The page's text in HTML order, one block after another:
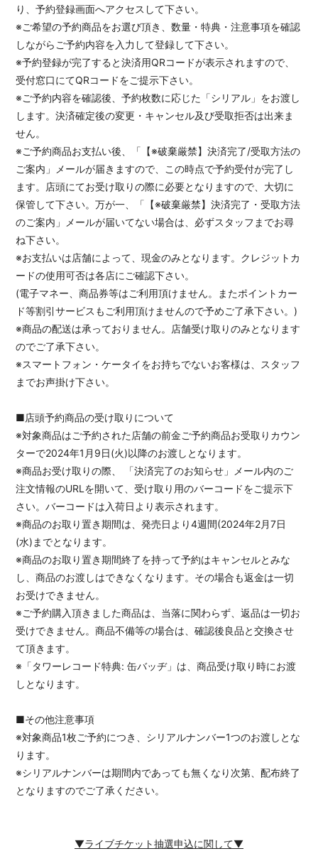
り、予約登録画面へアクセスして下さい。
※ご希望の予約商品をお選び頂き、数量・特典・注意事項を確認
しながらご予約内容を入力して登録して下さい。
※予約登録が完了すると決済用QRコードが表示されますので、
受付窓口にてQRコードをご提示下さい。
※ご予約内容を確認後、予約枚数に応じた「シリアル」をお渡し
します。決済確定後の変更・キャンセル及び受取拒否は出来ま
せん。
※ご予約商品お支払い後、「【※破棄厳禁】決済完了/受取方法の
ご案内」メールが届きますので、この時点で予約受付が完了し
ます。店頭にてお受け取りの際に必要となりますので、大切に
保管して下さい。万が一、「【※破棄厳禁】決済完了・受取方法
のご案内」メールが届いてない場合は、必ずスタッフまでお尋
ね下さい。
※お支払いは店舗によって、現金のみとなります。クレジットカ
ードの使用可否は各店にご確認下さい。
(電子マネー、商品券等はご利用頂けません。またポイントカー
ド等割引サービスもご利用頂けませんので予めご了承下さい。)
※商品の配送は承っておりません。店舗受け取りのみとなります
のでご了承下さい。
※スマートフォン・ケータイをお持ちでないお客様は、スタッフ
までお声掛け下さい。
■店頭予約商品の受け取りについて
※対象商品はご予約された店舗の前金ご予約商品お受取りカウン
ターで2024年1月9日(火)以降のお渡しとなります。
※商品お受け取りの際、 「決済完了のお知らせ」メール内のご
注文情報のURLを開いて、受け取り用のバーコードをご提示下
さい。バーコードは入荷日より表示されます。
※商品のお取り置き期間は、発売日より4週間(2024年2月7日
(水)までとなります。
※商品のお取り置き期間終了を持って予約はキャンセルとみな
し、商品のお渡しはできなくなります。その場合も返金は一切
お受けできません。
※ご予約購入頂きました商品は、当落に関わらず、返品は一切お
受けできません。商品不備等の場合は、確認後良品と交換させ
て頂きます。
※「タワーレコード特典: 缶バッヂ」は、商品受け取り時にお渡
しとなります。
■その他注意事項
※対象商品1枚ご予約につき、シリアルナンバー1つのお渡しとな
ります。
※シリアルナンバーは期間内であっても無くなり次第、配布終了
となりますのでご了承ください。
▼ライブチケット抽選申込に関して▼